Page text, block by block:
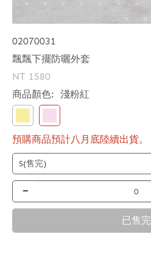
02070031
飄飄下擺防曬外套
NT 1580
商品顏色: 淺粉紅
預購商品預計八月底陸續出貨。
-
已售完